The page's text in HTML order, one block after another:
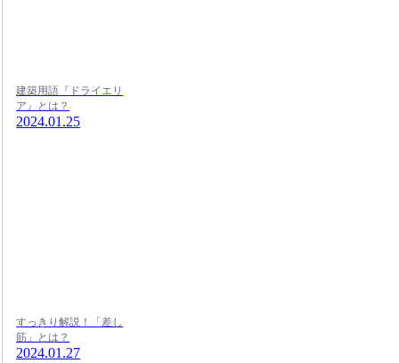
建築用語『ドライエリ
ア』とは？
2024.01.25
すっきり解説！「差し
筋」とは？
2024.01.27